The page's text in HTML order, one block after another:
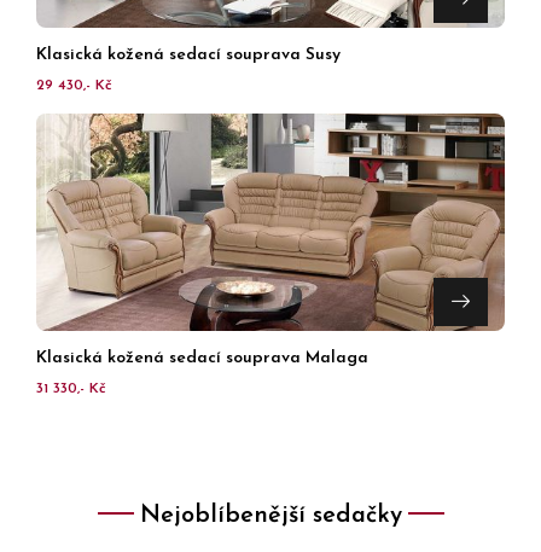
Klasická kožená sedací souprava Susy
29 430,- Kč
Klasická kožená sedací souprava Malaga
31 330,- Kč
Nejoblíbenější sedačky